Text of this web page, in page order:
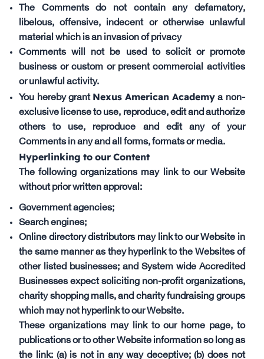
The Comments do not contain any defamatory,
libelous, offensive, indecent or otherwise unlawful
material which is an invasion of privacy
Comments will not be used to solicit or promote
business or custom or present commercial activities
or unlawful activity.
You hereby grant Nexus American Academy a non-
exclusive license to use, reproduce, edit and authorize
others to use, reproduce and edit any of your
Comments in any and all forms, formats or media.
Hyperlinking to our Content
The following organizations may link to our Website
without prior written approval:
Government agencies;
Search engines;
Online directory distributors may link to our Website in
the same manner as they hyperlink to the Websites of
other listed businesses; and System wide Accredited
Businesses expect soliciting non-profit organizations,
charity shopping malls, and charity fundraising groups
which may not hyperlink to our Website.
These organizations may link to our home page, to
publications or to other Website information so long as
the link: (a) is not in any way deceptive; (b) does not